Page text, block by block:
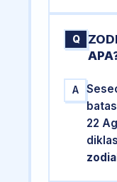
Q
A
22